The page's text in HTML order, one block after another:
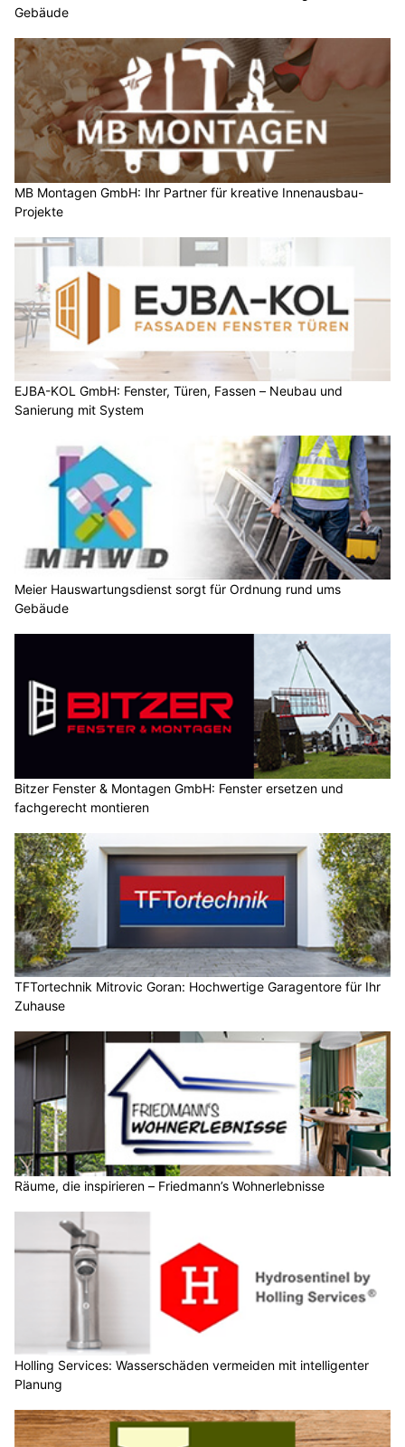
Gebäude
MB Montagen GmbH: Ihr Partner für kreative Innenausbau-
Projekte
EJBA-KOL GmbH: Fenster, Türen, Fassen – Neubau und
Sanierung mit System
Meier Hauswartungsdienst sorgt für Ordnung rund ums
Gebäude
Bitzer Fenster & Montagen GmbH: Fenster ersetzen und
fachgerecht montieren
TFTortechnik Mitrovic Goran: Hochwertige Garagentore für Ihr
Zuhause
Räume, die inspirieren – Friedmann’s Wohnerlebnisse
Holling Services: Wasserschäden vermeiden mit intelligenter
Planung